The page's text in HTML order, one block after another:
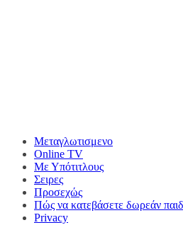
Μεταγλωτισμενο
Online TV
Με Υπότιτλους
Σειρες
Προσεχώς
Πώς να κατεβάσετε δωρεάν
Privacy